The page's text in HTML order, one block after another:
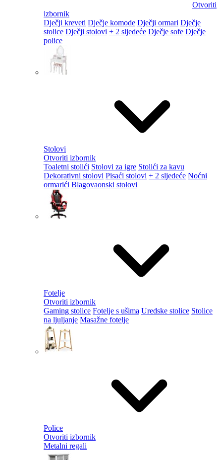
Otvoriti
izbornik
Dječji kreveti Dječje komode Dječji ormari Dječje
stolice Dječji stolovi + 2 sljedeće Dječje sofe Dječje
police
Stolovi
Otvoriti izbornik
Toaletni stolići Stolovi za igre Stolići za kavu
Dekorativni stolovi Pisaći stolovi + 2 sljedeće Noćni
ormarići Blagovaonski stolovi
Fotelje
Otvoriti izbornik
Gaming stolice Fotelje s ušima Uredske stolice Stolice
na ljuljanje Masažne fotelje
Police
Otvoriti izbornik
Metalni regali